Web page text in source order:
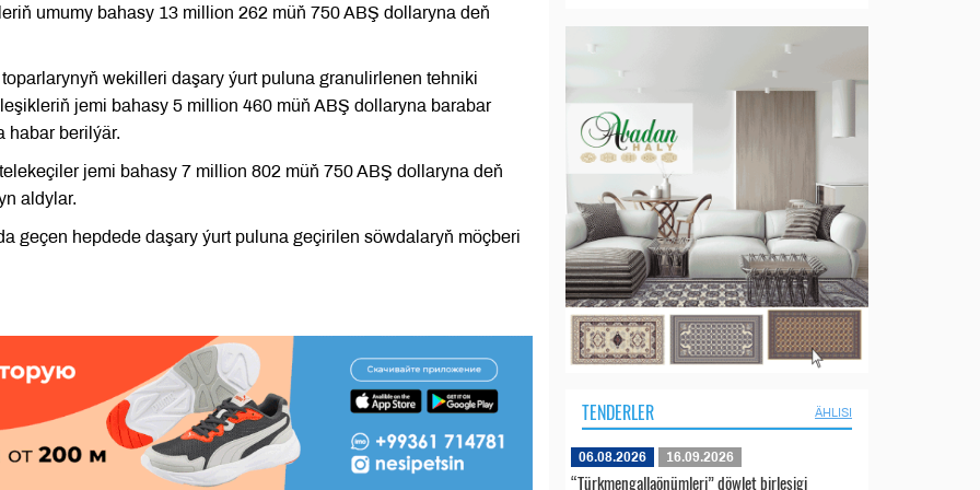
umumy bahasy 13 million 262 müň 750 ABŞ dollaryna deň
wekilleri daşary ýurt puluna granulirlenen tehniki
jemi bahasy 5 million 460 müň ABŞ dollaryna barabar
habar berilýär.
jemi bahasy 7 million 802 müň 750 ABŞ dollaryna deň
aldylar.
geçen hepdede daşary ýurt puluna geçirilen söwdalaryň möçberi
TENDERLER ÄHLISI
06.08.2026 16.09.2026
“Türkmengallaönümleri” döwlet birleşigi